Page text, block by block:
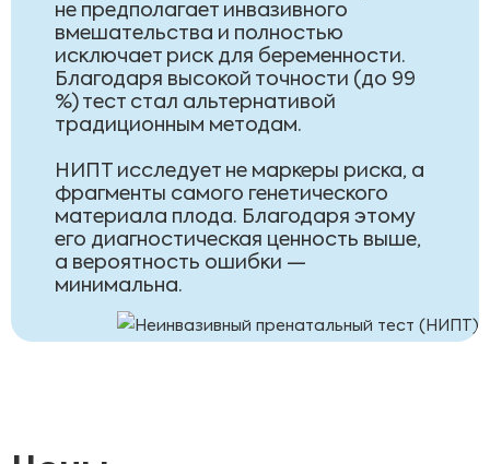
не предполагает инвазивного
вмешательства и полностью
исключает риск для беременности.
Благодаря высокой точности (до 99
%) тест стал альтернативой
традиционным методам.
НИПТ исследует не маркеры риска, а
фрагменты самого генетического
материала плода. Благодаря этому
его диагностическая ценность выше,
а вероятность ошибки —
минимальна.